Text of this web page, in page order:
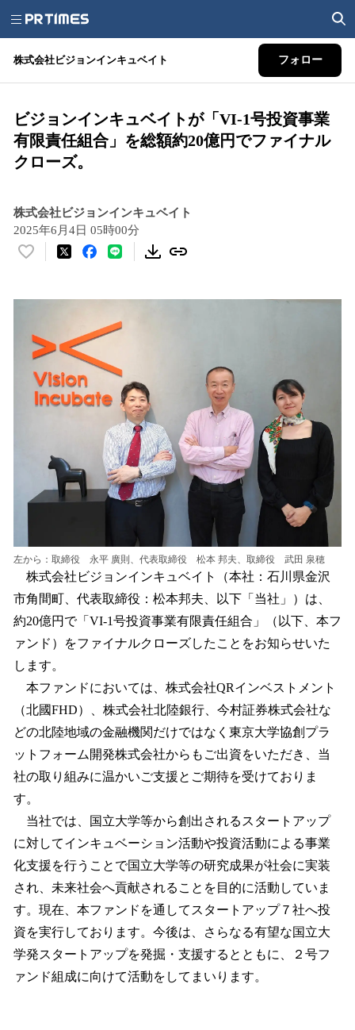
株式会社ビジョンインキュベイト フォロー
ビジョンインキュベイトが「VI-1号投資事業
有限責任組合」を総額約20億円でファイナル
クローズ。
株式会社ビジョンインキュベイト
2025年6月4日 05時00分
い
を
読
み
込
み
左から：取締役 永平 廣則、代表取締役 松本 邦夫、取締役 武田 泉穂
株式会社ビジョンインキュベイト（本社：石川県金沢
市角間町、代表取締役：松本邦夫、以下「当社」）は、
約20億円で「VI-1号投資事業有限責任組合」（以下、本フ
ァンド）をファイナルクローズしたことをお知らせいた
します。
本ファンドにおいては、株式会社QRインベストメント
（北國FHD）、株式会社北陸銀行、今村証券株式会社な
どの北陸地域の金融機関だけではなく東京大学協創プラ
ットフォーム開発株式会社からもご出資をいただき、当
社の取り組みに温かいご支援とご期待を受けておりま
す。
当社では、国立大学等から創出されるスタートアップ
に対してインキュベーション活動や投資活動による事業
化支援を行うことで国立大学等の研究成果が社会に実装
され、未来社会へ貢献されることを目的に活動していま
す。現在、本ファンドを通してスタートアップ７社へ投
資を実行しております。今後は、さらなる有望な国立大
学発スタートアップを発掘・支援するとともに、２号フ
ァンド組成に向けて活動をしてまいります。